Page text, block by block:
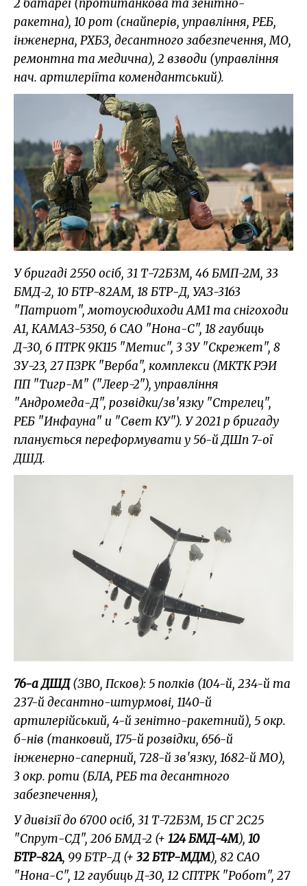
2 батареї (протитанкова та зенітно-
ракетна), 10 рот (снайперів, управління, РЕБ,
інженерна, РХБЗ, десантного забезпечення, МО,
ремонтна та медична), 2 взводи (управління
нач. артилеріїта комендантський).
У бригаді 2550 осіб, 31 Т-72Б3М, 46 БМП-2М, 33
БМД-2, 10 БТР-82АМ, 18 БТР-Д, УАЗ-3163
"Патриот", мотоусюдиходи АМ1 та снігоходи
А1, КАМАЗ-5350, 6 САО "Нона-С", 18 гаубиць
Д-30, 6 ПТРК 9К115 "Метис", 3 ЗУ "Скрежет", 8
ЗУ-23, 27 ПЗРК "Верба", комплекси (МКТК РЭИ
ПП "Тигр-М" ("Леер-2"), управління
"Андромеда-Д", розвідки/зв'язку "Стрелец",
РЕБ "Инфауна" и "Свет КУ"). У 2021 р бригаду
планується переформувати у 56-й ДШп 7-ої
ДШД.
76-а ДШД(ЗВО, Псков): 5 полків (104-й, 234-й та
237-й десантно-штурмові, 1140-й
артилерійський, 4-й зенітно-ракетний), 5 окр.
б-нів (танковий, 175-й розвідки, 656-й
інженерно-саперний, 728-й зв'язку, 1682-й МО),
3 окр. роти (БЛА, РЕБ та десантного
забезпечення),
У дивізії до 6700 осіб, 31 Т-72Б3М, 15 СГ 2С25
"Спрут-СД", 206 БМД-2 (+ 124 БМД-4М), 10
БТР-82А, 99 БТР-Д (+ 32 БТР-МДМ), 82 САО
"Нона-С", 12 гаубиць Д-30, 12 СПТРК "Робот", 27